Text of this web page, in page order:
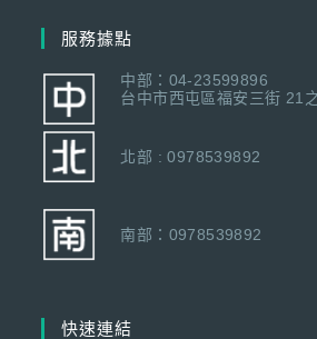
服務據點
中部：04-23599896
台中市西屯區福安三街 21
北部 : 0978539892
南部：0978539892
快速連結